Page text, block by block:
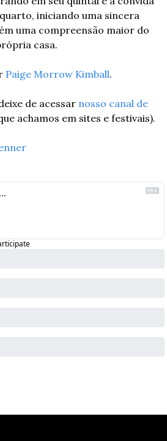
iniciando uma sincera
uma compreensão maior do
casa.
Paige Morrow Kimball.
de acessar nosso canal de
achamos em sites e festivais).